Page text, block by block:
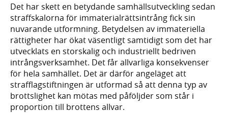
Det har skett en betydande samhällsutveckling sedan
straffskalorna för immaterialrättsintrång fick sin
nuvarande utformning. Betydelsen av immateriella
rättigheter har ökat väsentligt samtidigt som det har
utvecklats en storskalig och industriellt bedriven
intrångsverksamhet. Det får allvarliga konsekvenser
för hela samhället. Det är därför angeläget att
strafflagstiftningen är utformad så att denna typ av
brottslighet kan mötas med påföljder som står i
proportion till brottens allvar.